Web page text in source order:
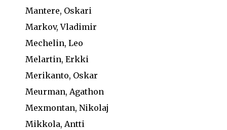
Mantere, Oskari
Markov, Vladimir
Mechelin, Leo
Melartin, Erkki
Merikanto, Oskar
Meurman, Agathon
Mexmontan, Nikolaj
Mikkola, Antti